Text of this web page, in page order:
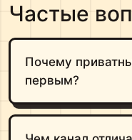
Частые
Почему
первым?